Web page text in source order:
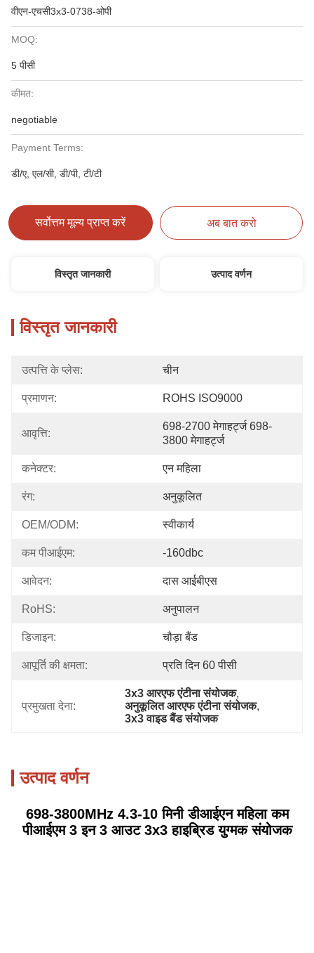
वीएन-एचसी3x3-0738-ओपी
MOQ:
5 पीसी
कीमत:
negotiable
Payment Terms:
डी/ए, एल/सी, डी/पी, टी/टी
सर्वोत्तम मूल्य प्राप्त करें अब बात करो
विस्तृत जानकारी उत्पाद वर्णन
विस्तृत जानकारी
उत्पत्ति के प्लेस: चीन
प्रमाणन: ROHS ISO9000
आवृत्ति:
698-2700 मेगाहर्ट्ज 698-
3800 मेगाहर्ट्ज
कनेक्टर: एन महिला
रंग: अनुकूलित
OEM/ODM: स्वीकार्य
कम पीआईएम: -160dbc
आवेदन: दास आईबीएस
RoHS: अनुपालन
डिजाइन: चौड़ा बैंड
आपूर्ति की क्षमता: प्रति दिन 60 पीसी
प्रमुखता देना:
3x3 आरएफ एंटीना संयोजक,
अनुकूलित आरएफ एंटीना संयोजक,
3x3 वाइड बैंड संयोजक
उत्पाद वर्णन
698-3800MHz 4.3-10 मिनी डीआईएन महिला कम
पीआईएम 3 इन 3 आउट 3x3 हाइब्रिड युग्मक संयोजक